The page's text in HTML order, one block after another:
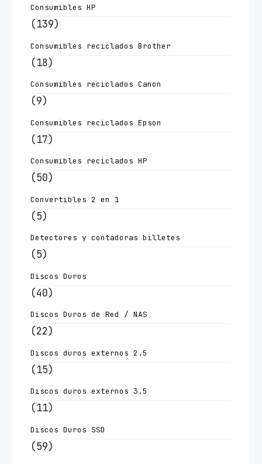
Consumibles HP
(139)
Consumibles reciclados Brother
(18)
Consumibles reciclados Canon
(9)
Consumibles reciclados Epson
(17)
Consumibles reciclados HP
(50)
Convertibles 2 en 1
(5)
Detectores y contadoras billetes
(5)
Discos Duros
(40)
Discos Duros de Red / NAS
(22)
Discos duros externos 2.5
(15)
Discos duros externos 3.5
(11)
Discos Duros SSD
(59)